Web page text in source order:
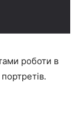
роботи в